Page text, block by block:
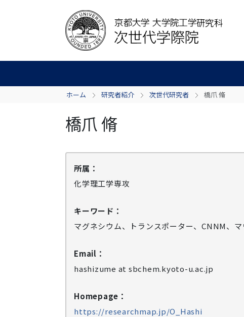
ホーム 研究者紹介 次世代研究者 橋爪 脩
橋爪 脩
所属：
化学理工学専攻
キーワード：
マグネシウム、トランスポーター、CNNM、
Email：
hashizume at sbchem.kyoto-u.ac.jp
Homepage：
https://researchmap.jp/O_Hashi